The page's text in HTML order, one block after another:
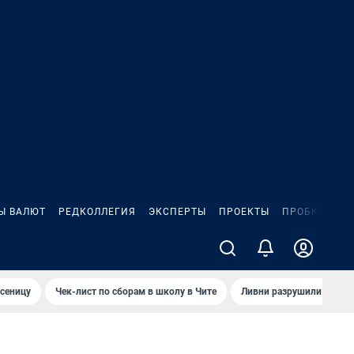
ВАЛЮТ РЕДКОЛЛЕГИЯ ЭКСПЕРТЫ ПРОЕКТЫ ПРОБКИ
Чек-лист по сборам в школу в Чите Ливни разрушили